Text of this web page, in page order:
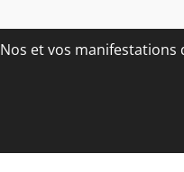
Nos et vos manifestations